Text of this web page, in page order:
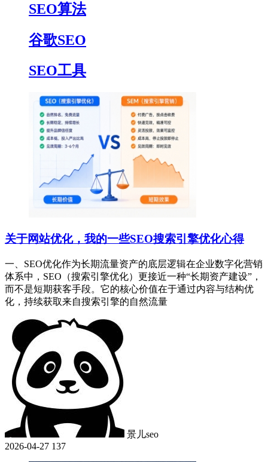
SEO算法
谷歌SEO
SEO工具
关于网站优化，我的一些SEO搜索引擎优化心得
一、SEO优化作为长期流量资产的底层逻辑在企业数字化营销
体系中，SEO（搜索引擎优化）更接近一种“长期资产建设”，
而不是短期获客手段。它的核心价值在于通过内容与结构优
化，持续获取来自搜索引擎的自然流量
景儿seo
2026-04-27 137